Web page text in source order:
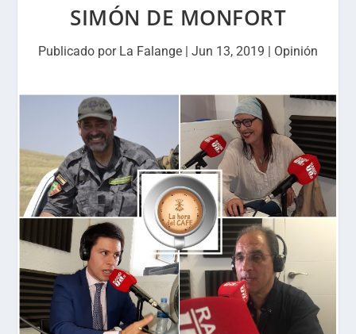
SIMÓN DE MONFORT
Publicado por La Falange | Jun 13, 2019 | Opinión